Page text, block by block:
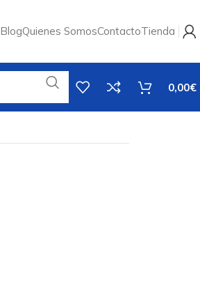
BlogQuienes SomosContactoTienda
0,00€